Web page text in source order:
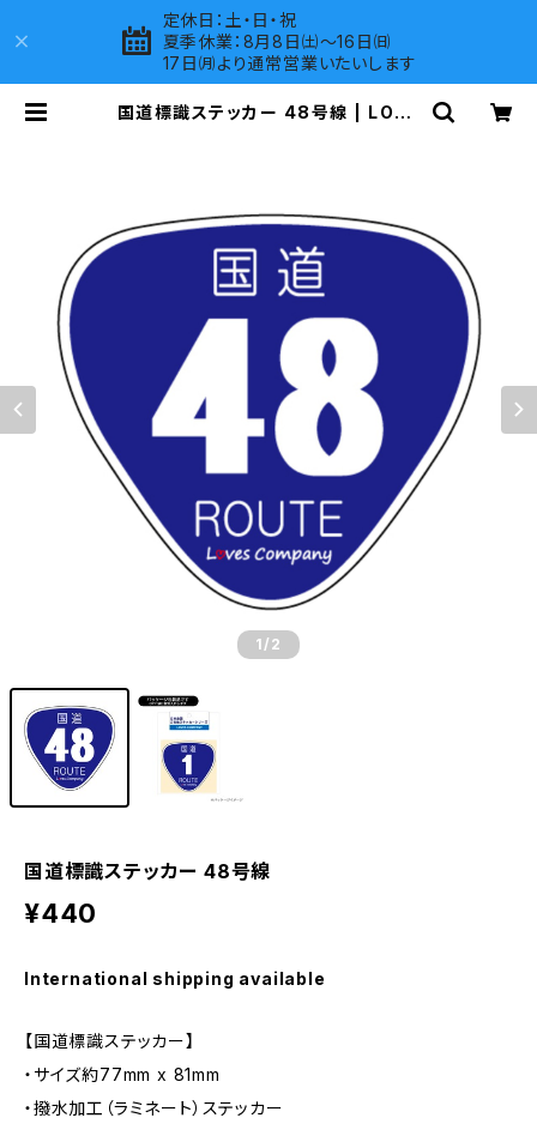
定休日：土・日・祝
夏季休業：8月8日㈯～16日㈰
17日㈪より通常営業いたいします
国道標識ステッカー 48号線 | LOVE
1 /2
国道標識ステッカー 48号線
¥440
International shipping available
【国道標識ステッカー】
・サイズ約77mm x 81mm
・撥水加工（ラミネート）ステッカー